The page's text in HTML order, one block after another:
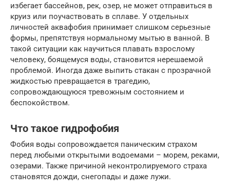
избегает бассейнов, рек, озер, не может отправиться в
круиз или поучаствовать в сплаве. У отдельных
личностей аквафобия принимает слишком серьезные
формы, препятствуя нормальному мытью в ванной. В
такой ситуации как научиться плавать взрослому
человеку, боящемуся воды, становится нерешаемой
проблемой. Иногда даже выпить стакан с прозрачной
жидкостью превращается в трагедию,
сопровождающуюся тревожным состоянием и
беспокойством.
Что такое гидрофобия
Фобия воды сопровождается паническим страхом
перед любыми открытыми водоемами – морем, реками,
озерами. Также причиной неконтролируемого страха
становятся дожди, снегопады и даже лужи.